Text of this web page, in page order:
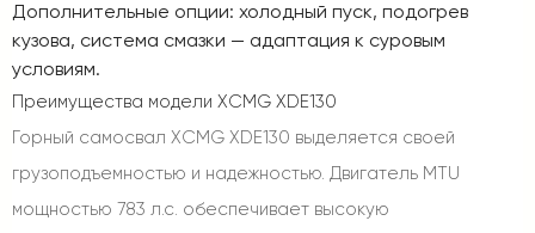
Дополнительные опции: холодный пуск, подогрев
кузова, система смазки — адаптация к суровым
условиям.
Преимущества модели XCMG XDE130
Горный самосвал XCMG XDE130 выделяется своей
грузоподъемностью и надежностью. Двигатель MTU
мощностью 783 л.с. обеспечивает высокую